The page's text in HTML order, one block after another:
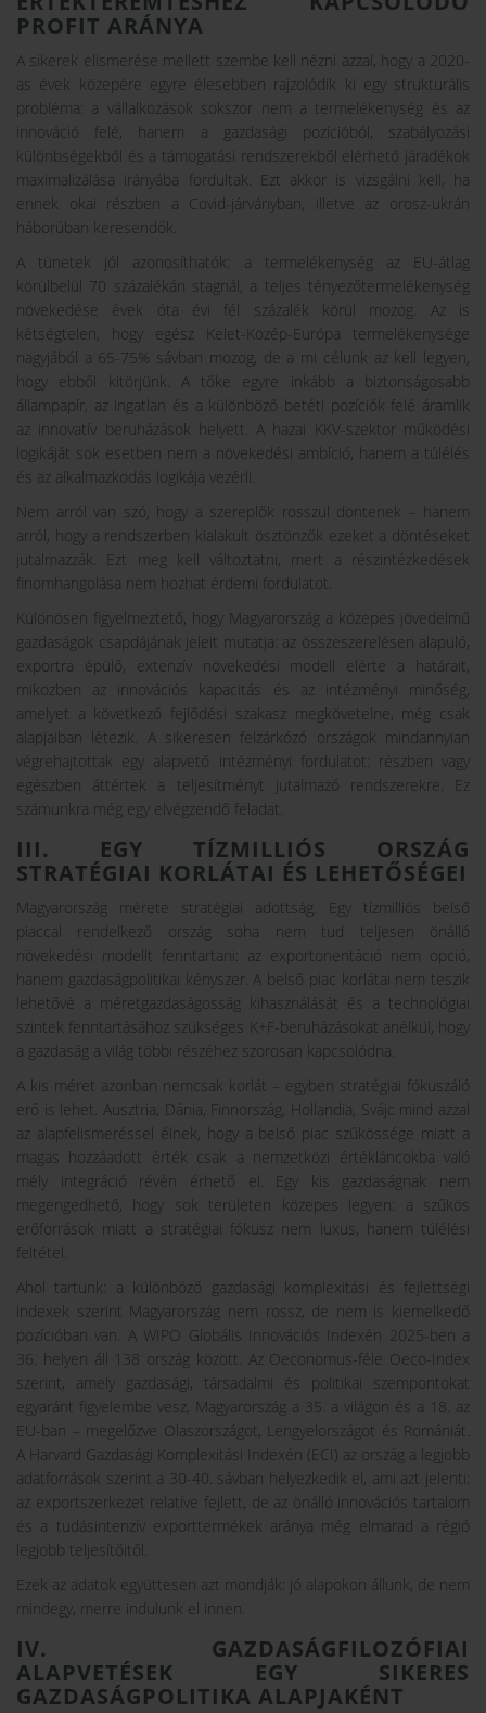
PROFIT ARÁNYA
A sikerek elismerése mellett szembe kell nézni azzal, hogy a 2020-
as évek közepére egyre élesebben rajzolódik ki egy strukturális
probléma: a vállalkozások sokszor nem a termelékenység és az
innováció felé, hanem a gazdasági pozícióból, szabályozási
különbségekből és a támogatási rendszerekből elérhető járadékok
maximalizálása irányába fordultak. Ezt akkor is vizsgálni kell, ha
ennek okai részben a Covid-járványban, illetve az orosz-ukrán
háborúban keresendők.
A tünetek jól azonosíthatók: a termelékenység az EU-átlag
körülbelül 70 százalékán stagnál, a teljes tényezőtermelékenység
növekedése évek óta évi fél százalék körül mozog. Az is
kétségtelen, hogy egész Kelet-Közép-Európa termelékenysége
nagyjából a 65-75% sávban mozog, de a mi célunk az kell legyen,
hogy ebből kitörjünk. A tőke egyre inkább a biztonságosabb
állampapír, az ingatlan és a különböző betéti pozíciók felé áramlik
az innovatív beruházások helyett. A hazai KKV-szektor működési
logikáját sok esetben nem a növekedési ambíció, hanem a túlélés
és az alkalmazkodás logikája vezérli.
Nem arról van szó, hogy a szereplők rosszul döntenek – hanem
arról, hogy a rendszerben kialakult ösztönzők ezeket a döntéseket
jutalmazzák. Ezt meg kell változtatni, mert a részintézkedések
finomhangolása nem hozhat érdemi fordulatot.
Különösen figyelmeztető, hogy Magyarország a közepes jövedelmű
gazdaságok csapdájának jeleit mutatja: az összeszerelésen alapuló,
exportra épülő, extenzív növekedési modell elérte a határait,
miközben az innovációs kapacitás és az intézményi minőség,
amelyet a következő fejlődési szakasz megkövetelne, még csak
alapjaiban létezik. A sikeresen felzárkózó országok mindannyian
végrehajtottak egy alapvető intézményi fordulatot: részben vagy
egészben áttértek a teljesítményt jutalmazó rendszerekre. Ez
számunkra még egy elvégzendő feladat.
III. EGY TÍZMILLIÓS ORSZÁG
STRATÉGIAI KORLÁTAI ÉS LEHETŐSÉGEI
Magyarország mérete stratégiai adottság. Egy tízmilliós belső
piaccal rendelkező ország soha nem tud teljesen önálló
növekedési modellt fenntartani: az exportorientáció nem opció,
hanem gazdaságpolitikai kényszer. A belső piac korlátai nem teszik
lehetővé a méretgazdaságosság kihasználását és a technológiai
szintek fenntartásához szükséges K+F-beruházásokat anélkül, hogy
a gazdaság a világ többi részéhez szorosan kapcsolódna.
A kis méret azonban nemcsak korlát – egyben stratégiai fókuszáló
erő is lehet. Ausztria, Dánia, Finnország, Hollandia, Svájc mind azzal
az alapfelismeréssel élnek, hogy a belső piac szűkössége miatt a
magas hozzáadott érték csak a nemzetközi értékláncokba való
mély integráció révén érhető el. Egy kis gazdaságnak nem
megengedhető, hogy sok területen közepes legyen: a szűkös
erőforrások miatt a stratégiai fókusz nem luxus, hanem túlélési
feltétel.
Ahol tartunk: a különböző gazdasági komplexitási és fejlettségi
indexek szerint Magyarország nem rossz, de nem is kiemelkedő
pozícióban van. A WIPO Globális Innovációs Indexén 2025-ben a
36. helyen áll 138 ország között. Az Oeconomus-féle Oeco-Index
szerint, amely gazdasági, társadalmi és politikai szempontokat
egyaránt figyelembe vesz, Magyarország a 35. a világon és a 18. az
EU-ban – megelőzve Olaszországot, Lengyelországot és Romániát.
A Harvard Gazdasági Komplexitási Indexén (ECI) az ország a legjobb
adatforrások szerint a 30-40. sávban helyezkedik el, ami azt jelenti:
az exportszerkezet relatíve fejlett, de az önálló innovációs tartalom
és a tudásintenzív exporttermékek aránya még elmarad a régió
legjobb teljesítőitől.
Ezek az adatok együttesen azt mondják: jó alapokon állunk, de nem
mindegy, merre indulunk el innen.
IV. GAZDASÁGFILOZÓFIAI
ALAPVETÉSEK EGY SIKERES
GAZDASÁGPOLITIKA ALAPJAKÉNT